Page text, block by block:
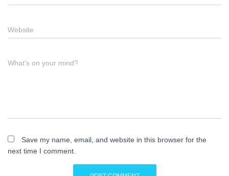
Website
What's on your mind?
Save my name, email, and website in this browser for the
next time I comment.